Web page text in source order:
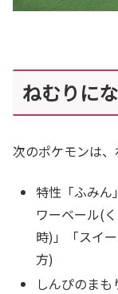
ねむりに
次のポケモンは、
特性「ふみん
ワーベール(
時)」「スイ
方)
しんぴのま